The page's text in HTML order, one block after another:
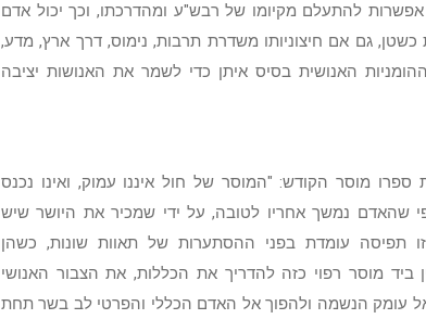
להתעלם מקיומו של רבש"ע ומהדרכתו, וכך יכול אדם
כשטן, גם אם חיצוניותו משדרת תרבות, נימוס, דרך ארץ, מדע,
האנושית בסיס איתן כדי לשמר את האנושות יציבה
מוסר הקודש: "המוסר של חול איננו עמוק, ואינו נכנס
שהאדם נמשך אחריו לטובה, על ידי שמכיר את היושר שיש
זו תפיסה עומדת בפני ההסתערות של תאוות שונות, כשהן
ביד מוסר רפוי כזה להדריך את הכללות, את הצבור האנושי
אל עומק הנשמה ולהפוך אל האדם הכללי והפרטי לב בשר תחת